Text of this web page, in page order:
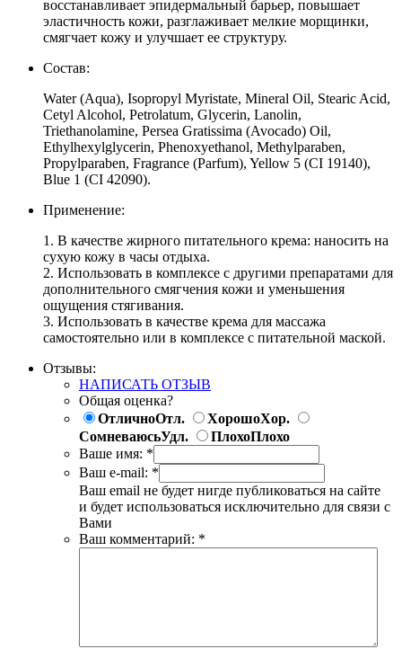
восстанавливает эпидермальный барьер, повышает
эластичность кожи, разглаживает мелкие морщинки,
смягчает кожу и улучшает ее структуру.
Состав:
Water (Aqua), Isopropyl Myristate, Mineral Oil, Stearic Acid,
Cetyl Alcohol, Petrolatum, Glycerin, Lanolin,
Triethanolamine, Persea Gratissima (Avocado) Oil,
Ethylhexylglycerin, Phenoxyethanol, Methylparaben,
Propylparaben, Fragrance (Parfum), Yellow 5 (CI 19140),
Blue 1 (CI 42090).
Применение:
1. В качестве жирного питательного крема: наносить на
сухую кожу в часы отдыха.
2. Использовать в комплексе с другими препаратами для
дополнительного смягчения кожи и уменьшения
ощущения стягивания.
3. Использовать в качестве крема для массажа
самостоятельно или в комплексе с питательной маской.
Отзывы:
НАПИСАТЬ ОТЗЫВ
Общая оценка?
ОтличноОтл. ХорошоХор.
СомневаюсьУдл. ПлохоПлохо
Ваше имя: *
Ваш e-mail: *
Ваш email не будет нигде публиковаться на сайте
и будет использоваться исключительно для связи с
Вами
Ваш комментарий: *